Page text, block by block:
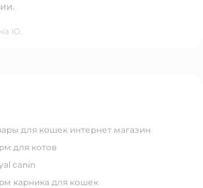
Ю.
для кошек интернет магазин
для котов
canin
карника для кошек